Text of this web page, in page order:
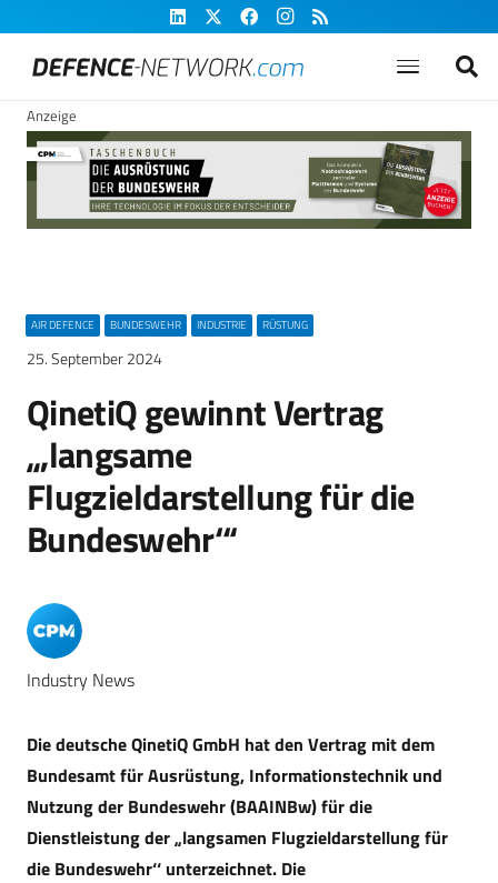
Anzeige
AIR DEFENCE BUNDESWEHR INDUSTRIE RÜSTUNG
25. September 2024
QinetiQ gewinnt Vertrag
„,langsame
Flugzieldarstellung für die
Bundeswehr‘“
Industry News
Die deutsche QinetiQ GmbH hat den Vertrag mit dem
Bundesamt für Ausrüstung, Informationstechnik und
Nutzung der Bundeswehr (BAAINBw) für die
Dienstleistung der „langsamen Flugzieldarstellung für
die Bundeswehr‘‘ unterzeichnet. Die